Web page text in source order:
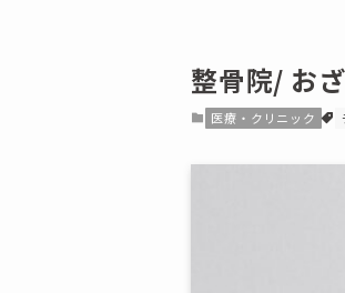
整骨院/ お
医療・クリニック